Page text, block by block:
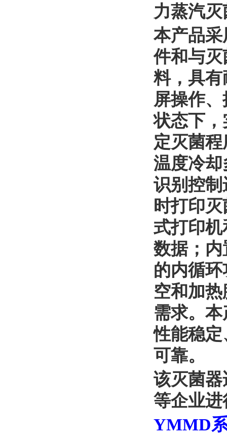
力蒸汽
本产品
件和与
料，具
屏操作
状态下
定灭菌
温度冷
识别控
时打印
式打印
数据；
的内循
空和加
需求。
性能稳
可靠。
该灭菌
等企业
YMMD